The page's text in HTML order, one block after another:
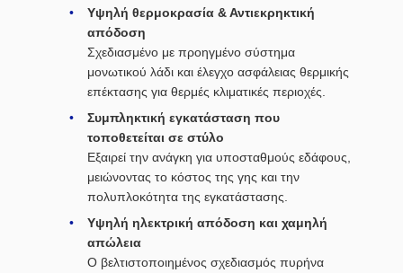
Υψηλή θερμοκρασία & Αντιεκρηκτική
απόδοση
Σχεδιασμένο με προηγμένο σύστημα
μονωτικού λάδι και έλεγχο ασφάλειας θερμικής
επέκτασης για θερμές κλιματικές περιοχές.
Συμπληκτική εγκατάσταση που
τοποθετείται σε στύλο
Εξαιρεί την ανάγκη για υποσταθμούς εδάφους,
μειώνοντας το κόστος της γης και την
πολυπλοκότητα της εγκατάστασης.
Υψηλή ηλεκτρική απόδοση και χαμηλή
απώλεια
Ο βελτιστοποιημένος σχεδιασμός πυρήνα